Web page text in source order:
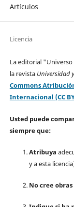
Artículos
Licencia
La editorial "Universo
la revista Universidad
Commons
Internacional (CC
Usted puede
siempre que:
Atribuya
y a esta
No cree